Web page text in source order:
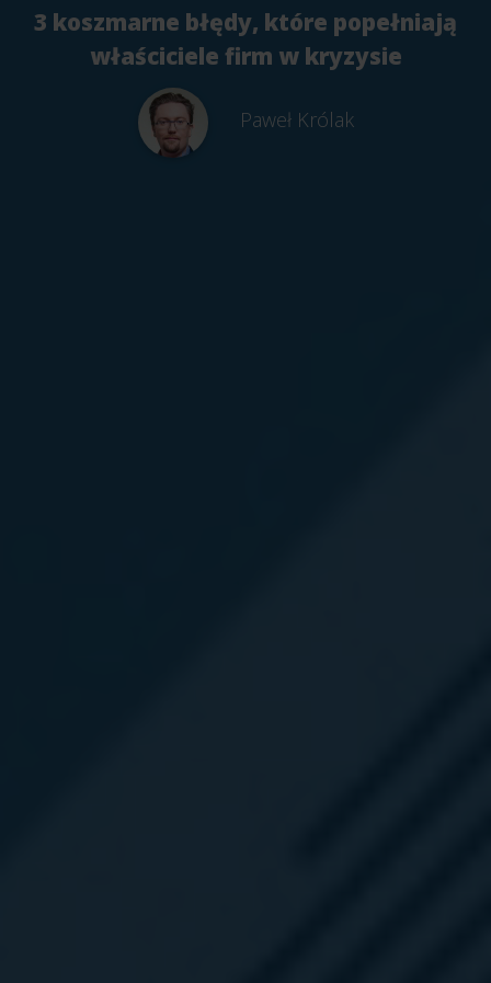
3 koszmarne błędy, które popełniają
właściciele firm w kryzysie
Paweł Królak